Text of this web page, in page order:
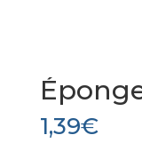
1,39€